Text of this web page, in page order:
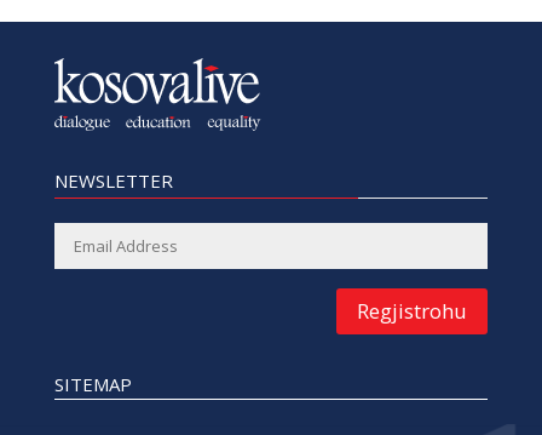
NEWSLETTER
Regjistrohu
SITEMAP